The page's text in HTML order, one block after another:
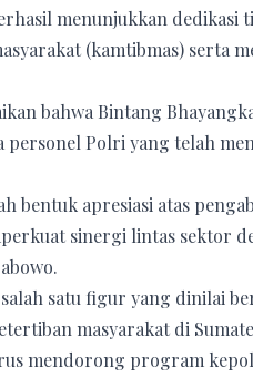
menunjukkan dedikasi
(kamtibmas) serta
bahwa Bintang
personel Polri yang telah
bentuk apresiasi atas
sinergi lintas sektor
satu figur yang dinilai
masyarakat di
mendorong program